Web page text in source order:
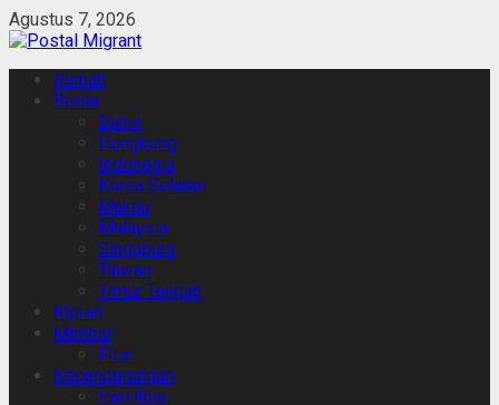
Skip
to
Agustus 7, 2026
Primary
Menu
Rumah
Berita
Dunia
Hongkong
Indonesia
Korea Selatan
Makau
Malaysia
Singapura
Taiwan
Timur Tengah
Kiprah
Mimbar
Fitur
Kecenderungan
Hari libur